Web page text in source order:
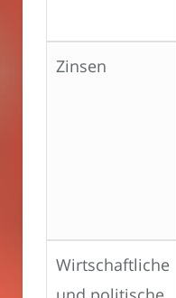
Zinsen
Wirtschaftliche